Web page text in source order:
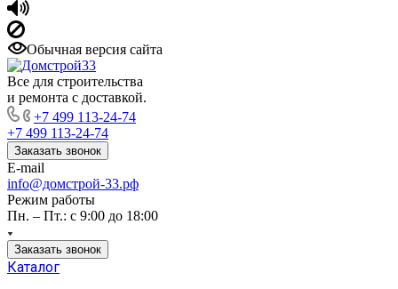
Обычная версия сайта
Все для строительства
и ремонта с доставкой.
+7 499 113-24-74
+7 499 113-24-74
Заказать звонок
E-mail
info@домстрой-33.рф
Режим работы
Пн. – Пт.: с 9:00 до 18:00
Заказать звонок
Каталог